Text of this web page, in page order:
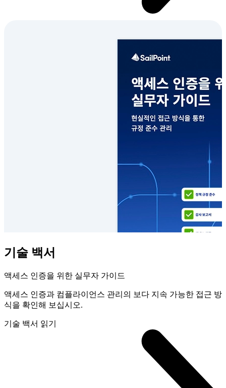
기술 백서
액세스 인증을 위한 실무자 가이드
액세스 인증과 컴플라이언스 관리의 보다 지속 가능한 접근 방
식을 확인해 보십시오.
기술 백서 읽기